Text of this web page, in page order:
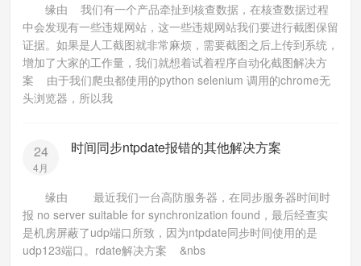
缘由 我们有一个产品牵扯到核查数据，在核查数据过程
中会发现有一些违规网站，这一些违规网站我们要进行截图保留
证据。如果是人工截图就非常麻烦，需要截图之后上传到系统，
增加了大家的工作量，我们就想着试着程序自动化截图解决方
案 由于我们爬虫都使用的python selenium 调用的chrome无
头浏览器，所以我
24
4月
时间同步ntpdate报错的其他解决方案
缘由 最近我们一台高防服务器，在同步服务器时间时
报 no server suitable for synchronization found，最后经查实
是机房屏蔽了udp端口所致，因为ntpdate同步时间使用的是
udp123端口。rdate解决方案 &nbs